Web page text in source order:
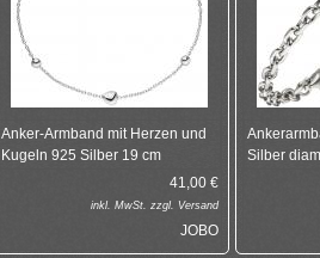
Anker-Armband mit Herzen und
Kugeln 925 Silber 19 cm
41,00 €
inkl. MwSt. zzgl. Versand
JOBO
Silber